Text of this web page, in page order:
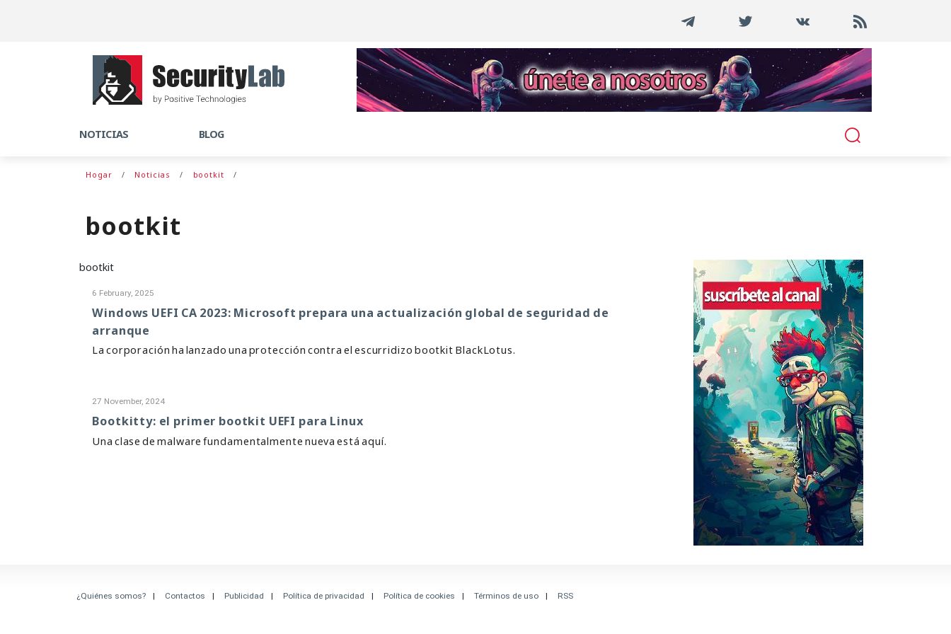
NOTICIAS BLOG
Hogar Noticias bootkit
bootkit
bootkit
6 February, 2025
Windows UEFI CA 2023: Microsoft prepara una actualización global de seguridad de
arranque
La corporación ha lanzado una protección contra el escurridizo bootkit BlackLotus.
27 November, 2024
Bootkitty: el primer bootkit UEFI para Linux
Una clase de malware fundamentalmente nueva está aquí.
¿Quiénes somos? Contactos Publicidad Política de privacidad Política de cookies Términos de uso RSS